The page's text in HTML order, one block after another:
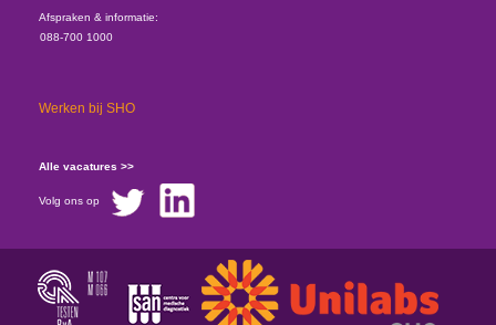
Afspraken & informatie:
088-700 1000
Werken bij SHO
Alle vacatures >>
Volg ons op